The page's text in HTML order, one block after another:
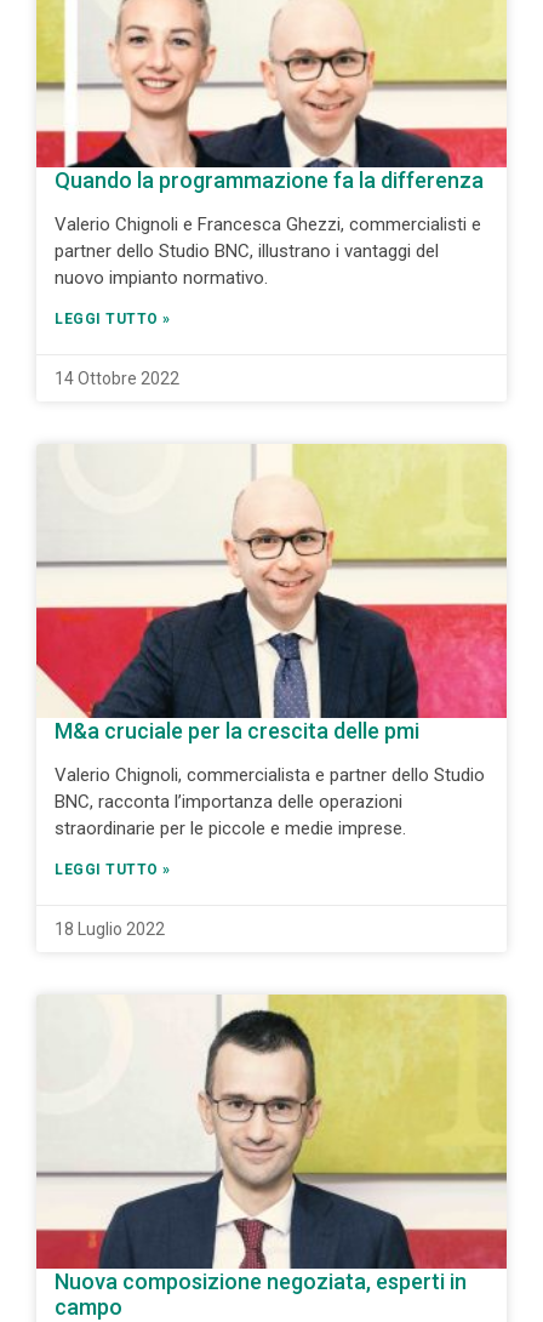
Quando la programmazione fa la differenza
Valerio Chignoli e Francesca Ghezzi, commercialisti e
partner dello Studio BNC, illustrano i vantaggi del
nuovo impianto normativo.
LEGGI TUTTO »
14 Ottobre 2022
M&a cruciale per la crescita delle pmi
Valerio Chignoli, commercialista e partner dello Studio
BNC, racconta l’importanza delle operazioni
straordinarie per le piccole e medie imprese.
LEGGI TUTTO »
18 Luglio 2022
Nuova composizione negoziata, esperti in
campo